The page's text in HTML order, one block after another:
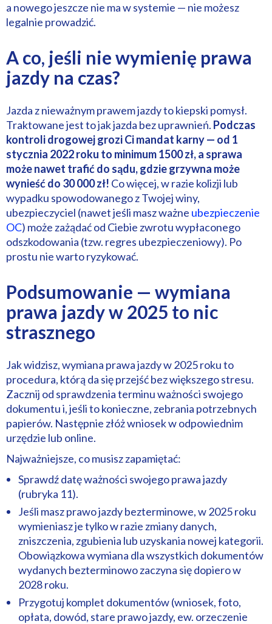
a nowego jeszcze nie ma w systemie — nie możesz
legalnie prowadzić.
A co, jeśli nie wymienię prawa
jazdy na czas?
Jazda z nieważnym prawem jazdy to kiepski pomysł.
Traktowane jest to jak jazda bez uprawnień. Podczas
kontroli drogowej grozi Ci mandat karny — od 1
stycznia 2022 roku to minimum 1500 zł, a sprawa
może nawet trafić do sądu, gdzie grzywna może
wynieść do 30 000 zł! Co więcej, w razie kolizji lub
wypadku spowodowanego z Twojej winy,
ubezpieczyciel (nawet jeśli masz ważne ubezpieczenie
OC) może zażądać od Ciebie zwrotu wypłaconego
odszkodowania (tzw. regres ubezpieczeniowy). Po
prostu nie warto ryzykować.
Podsumowanie — wymiana
prawa jazdy w 2025 to nic
strasznego
Jak widzisz, wymiana prawa jazdy w 2025 roku to
procedura, którą da się przejść bez większego stresu.
Zacznij od sprawdzenia terminu ważności swojego
dokumentu i, jeśli to konieczne, zebrania potrzebnych
papierów. Następnie złóż wniosek w odpowiednim
urzędzie lub online.
Najważniejsze, co musisz zapamiętać:
Sprawdź datę ważności swojego prawa jazdy
(rubryka 11).
Jeśli masz prawo jazdy bezterminowe, w 2025 roku
wymieniasz je tylko w razie zmiany danych,
zniszczenia, zgubienia lub uzyskania nowej kategorii.
Obowiązkowa wymiana dla wszystkich dokumentów
wydanych bezterminowo zaczyna się dopiero w
2028 roku.
Przygotuj komplet dokumentów (wniosek, foto,
opłata, dowód, stare prawo jazdy, ew. orzeczenie